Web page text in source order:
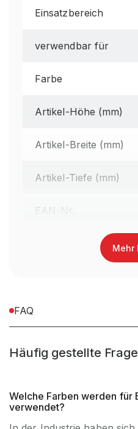
Einsatzbereich
verwendbar für
Farbe
Artikel-Höhe (mm)
Artikel-Breite (mm)
Artikel-Tiefe (mm)
EAN-Nr.
Mehr
FAQ
Häufig gestellte
Welche Farben werden für
verwendet?